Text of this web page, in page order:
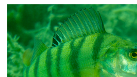
Sorties 2025
Sorties 2024
Sorties 2023
Sorties 2022